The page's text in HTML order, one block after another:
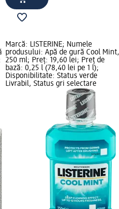
Marcă: LISTERINE; Numele
produsului: Apă de gură Cool Mint,
250 ml; Preț: 19,60 lei; Preț de
bază: 0,25 l (78,40 lei pe 1 l);
Disponibilitate: Status verde
Livrabil, Status gri selectare